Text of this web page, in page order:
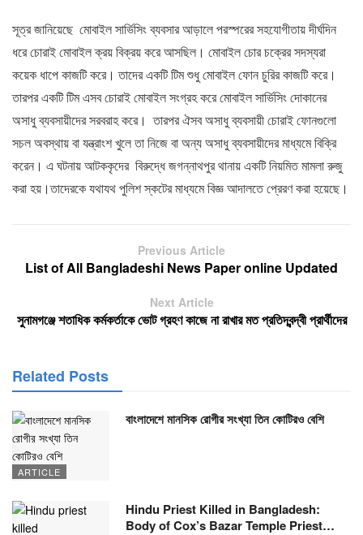
সূত্র জানিয়েছে মোবাইল সার্ভিসিং ব্যবসার আড়ালে পরস্পরের সহযোগীতায় দীর্ঘদিন
ধরে চোরাই মোবাইল ক্রয় বিক্রয় করে আসছিল। মোবাইল চোর চক্রের সদস্যরা
কয়েক ধাপে কাজটি করে। তাদের একটি টিম শুধু মোবাইল ফোন চুরির কাজটি করে।
তারপর একটি টিম এসব চোরাই মোবাইল সংগ্রহ করে মোবাইল সার্ভিসিং দোকানের
অসাধু ব্যবসায়ীদের সরবরাহ করে। তারপর ঐসব অসাধু ব্যবসায়ী চোরাই ফোনগুলো
সচল অবস্থায় বা যন্ত্রাংশ খুলে তা নিজে বা অন্য অসাধু ব্যবসায়ীদের মাধ্যমে বিক্রি
করেন। এ ঘটনায় আটককৃদের বিরুদ্ধে জগন্নাথপুর থানায় একটি নিয়মিত মামলা রুজু
করা হয়।তাদেরকে যথাযথ পুলিশ স্কটের মাধ্যমে বিজ্ঞ আদালতে প্রেরণ করা হয়েছে।
Previous Article
List of All Bangladeshi News Paper online Updated
Next Article
সুনামগঞ্জে শতাধিক কর্মকর্তাকে ভোট গ্রহণ কাজে না রাখার মত প্রতিদ্বন্দ্বী প্রার্থীদের
Related Posts
ARTICLE
বাংলাদেশে মানসিক রোগীর সংখ্যা তিন কোটিরও বেশি
Hindu Priest Killed in Bangladesh:
Body of Cox’s Bazar Temple Priest…